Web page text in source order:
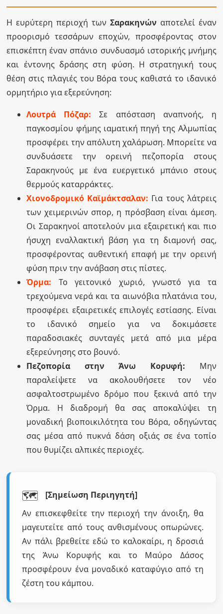
Η ευρύτερη περιοχή των Σαρακηνών αποτελεί έναν
προορισμό τεσσάρων εποχών, προσφέροντας στον
επισκέπτη έναν σπάνιο συνδυασμό ιστορικής μνήμης
και έντονης δράσης στη φύση. Η στρατηγική τους
θέση στις πλαγιές του Βόρα τους καθιστά το ιδανικό
ορμητήριο για εξερεύνηση:
Λουτρά Πόζαρ: Σε απόσταση αναπνοής, η
παγκοσμίου φήμης ιαματική πηγή της Αλμωπίας
προσφέρει την απόλυτη χαλάρωση. Μπορείτε να
συνδυάσετε την ορεινή πεζοπορία στους
Σαρακηνούς με ένα ευεργετικό μπάνιο στους
θερμούς καταρράκτες.
Χιονοδρομικό Καϊμάκτσαλαν: Για τους λάτρεις
των χειμερινών σπορ, η πρόσβαση είναι άμεση.
Οι Σαρακηνοί αποτελούν μια εξαιρετική και πιο
ήσυχη εναλλακτική βάση για τη διαμονή σας,
προσφέροντας αυθεντική επαφή με την ορεινή
φύση πριν την ανάβαση στις πίστες.
Όρμα: Το γειτονικό χωριό, γνωστό για τα
τρεχούμενα νερά και τα αιωνόβια πλατάνια του,
προσφέρει εξαιρετικές επιλογές εστίασης. Είναι
το ιδανικό σημείο για να δοκιμάσετε
παραδοσιακές συνταγές μετά από μια μέρα
εξερεύνησης στο βουνό.
Πεζοπορία στην Άνω Κορυφή: Μην
παραλείψετε να ακολουθήσετε τον νέο
ασφαλτοστρωμένο δρόμο που ξεκινά από την
Όρμα. Η διαδρομή θα σας αποκαλύψει τη
μοναδική βιοποικιλότητα του Βόρα, οδηγώντας
σας μέσα από πυκνά δάση οξιάς σε ένα τοπίο
που θυμίζει αλπικές περιοχές.
🗺️
[Σημείωση Περιηγητή]
Αν επισκεφθείτε την περιοχή την άνοιξη, θα
μαγευτείτε από τους ανθισμένους οπωρώνες.
Αν πάλι βρεθείτε εδώ το καλοκαίρι, η δροσιά
της Άνω Κορυφής και το Μαύρο Δάσος
προσφέρουν ένα μοναδικό καταφύγιο από τη
ζέστη του κάμπου.